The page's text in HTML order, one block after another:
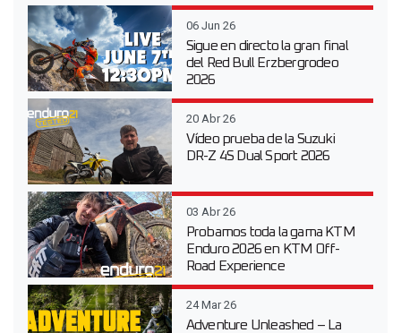
06 Jun 26
Sigue en directo la gran final
del Red Bull Erzbergrodeo
2026
20 Abr 26
Vídeo prueba de la Suzuki
DR-Z 4S Dual Sport 2026
03 Abr 26
Probamos toda la gama KTM
Enduro 2026 en KTM Off-
Road Experience
24 Mar 26
Adventure Unleashed – La